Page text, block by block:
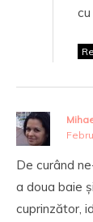
De curând
a doua baie
cuprinzător,